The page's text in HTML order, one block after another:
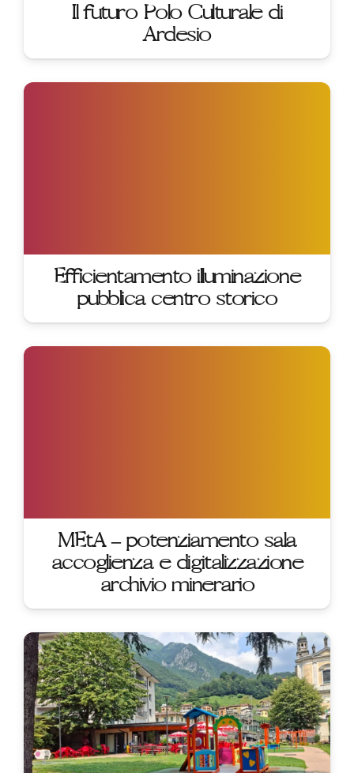
Il futuro Polo Culturale di
Ardesio
Efficientamento illuminazione
pubblica centro storico
MEtA – potenziamento sala
accoglienza e digitalizzazione
archivio minerario